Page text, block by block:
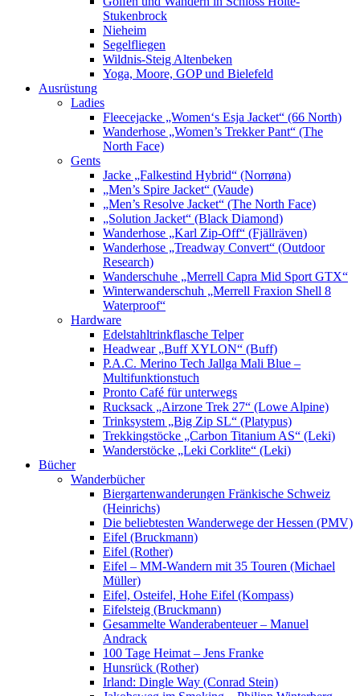
Stukenbrock
Nieheim
Segelfliegen
Wildnis-Steig Altenbeken
Yoga, Moore, GOP und Bielefeld
Ausrüstung
Ladies
Fleecejacke „Women‘s Esja Jacket“ (66 North)
Wanderhose „Women’s Trekker Pant“ (The
North Face)
Gents
Jacke „Falkestind Hybrid“ (Norrøna)
„Men’s Spire Jacket“ (Vaude)
„Men’s Resolve Jacket“ (The North Face)
„Solution Jacket“ (Black Diamond)
Wanderhose „Karl Zip-Off“ (Fjällräven)
Wanderhose „Treadway Convert“ (Outdoor
Research)
Wanderschuhe „Merrell Capra Mid Sport GTX“
Winterwanderschuh „Merrell Fraxion Shell 8
Waterproof“
Hardware
Edelstahltrinkflasche Telper
Headwear „Buff XYLON“ (Buff)
P.A.C. Merino Tech Jallga Mali Blue –
Multifunktionstuch
Pronto Café für unterwegs
Rucksack „Airzone Trek 27“ (Lowe Alpine)
Trinksystem „Big Zip SL“ (Platypus)
Trekkingstöcke „Carbon Titanium AS“ (Leki)
Wanderstöcke „Leki Corklite“ (Leki)
Bücher
Wanderbücher
Biergartenwanderungen Fränkische Schweiz
(Heinrichs)
Die beliebtesten Wanderwege der Hessen (PMV)
Eifel (Bruckmann)
Eifel (Rother)
Eifel – MM-Wandern mit 35 Touren (Michael
Müller)
Eifel, Osteifel, Hohe Eifel (Kompass)
Eifelsteig (Bruckmann)
Gesammelte Wanderabenteuer – Manuel
Andrack
100 Tage Heimat – Jens Franke
Hunsrück (Rother)
Irland: Dingle Way (Conrad Stein)